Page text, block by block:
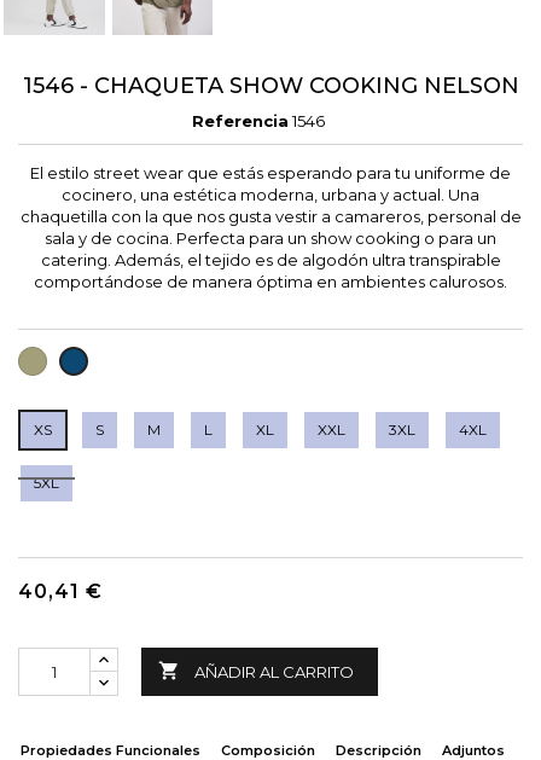
1546 - CHAQUETA SHOW COOKING NELSON
Referencia 1546
El estilo street wear que estás esperando para tu uniforme de
cocinero, una estética moderna, urbana y actual. Una
chaquetilla con la que nos gusta vestir a camareros, personal de
sala y de cocina. Perfecta para un show cooking o para un
catering. Además, el tejido es de algodón ultra transpirable
comportándose de manera óptima en ambientes calurosos.
VERDE
SECO
AZUL
MEDIO
XS S M L XL XXL 3XL 4XL
5XL
40,41 €
 AÑADIR AL CARRITO
Propiedades Funcionales Composición Descripción Adjuntos